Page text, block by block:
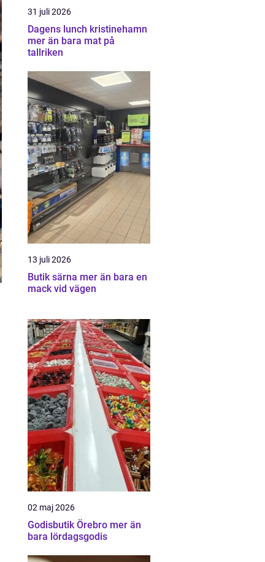
31 juli 2026
Dagens lunch kristinehamn
mer än bara mat på
tallriken
13 juli 2026
Butik särna mer än bara en
mack vid vägen
02 maj 2026
Godisbutik Örebro mer än
bara lördagsgodis